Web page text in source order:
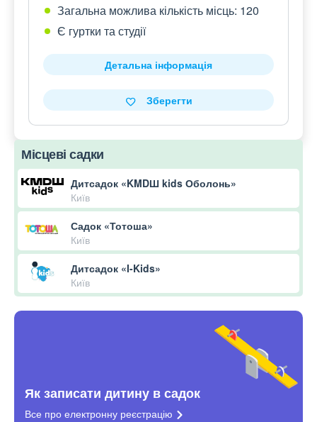
Загальна можлива кількість місць: 120
Є гуртки та студії
Детальна інформація
Зберегти
Місцеві садки
Дитсадок «KMDШ kids Оболонь»
Київ
Садок «Тотоша»
Київ
Дитсадок «I-Kids»
Київ
Як записати дитину в садок
Все про електронну реєстрацію